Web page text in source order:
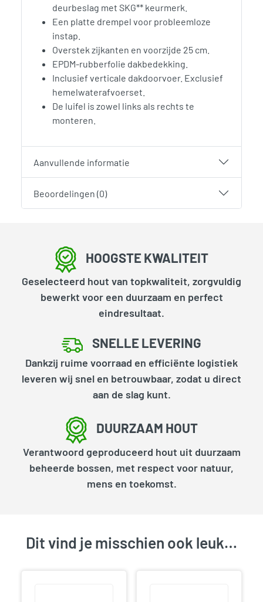
deurbeslag met SKG** keurmerk.
Een platte drempel voor probleemloze
instap.
Overstek zijkanten en voorzijde 25 cm.
EPDM-rubberfolie dakbedekking.
Inclusief verticale dakdoorvoer. Exclusief
hemelwaterafvoerset.
De luifel is zowel links als rechts te
monteren.
Aanvullende informatie
Beoordelingen (0)
HOOGSTE KWALITEIT
Geselecteerd hout van topkwaliteit, zorgvuldig
bewerkt voor een duurzaam en perfect
eindresultaat.
SNELLE LEVERING
Dankzij ruime voorraad en efficiënte logistiek
leveren wij snel en betrouwbaar, zodat u direct
aan de slag kunt.
DUURZAAM HOUT
Verantwoord geproduceerd hout uit duurzaam
beheerde bossen, met respect voor natuur,
mens en toekomst.
Dit vind je misschien ook leuk…